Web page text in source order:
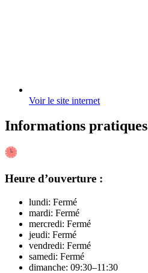
Voir le site internet
Informations pratiques
Heure d’ouverture :
lundi: Fermé
mardi: Fermé
mercredi: Fermé
jeudi: Fermé
vendredi: Fermé
samedi: Fermé
dimanche: 09:30–11:30